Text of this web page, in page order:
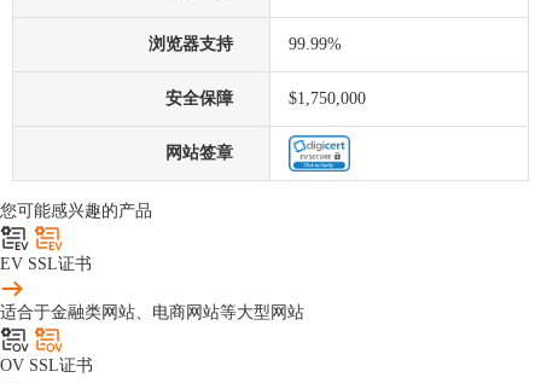
浏览器支持 99.99%
安全保障 $1,750,000
网站签章
您可能感兴趣的产品
EV SSL证书
适合于金融类网站、电商网站等大型网站
OV SSL证书